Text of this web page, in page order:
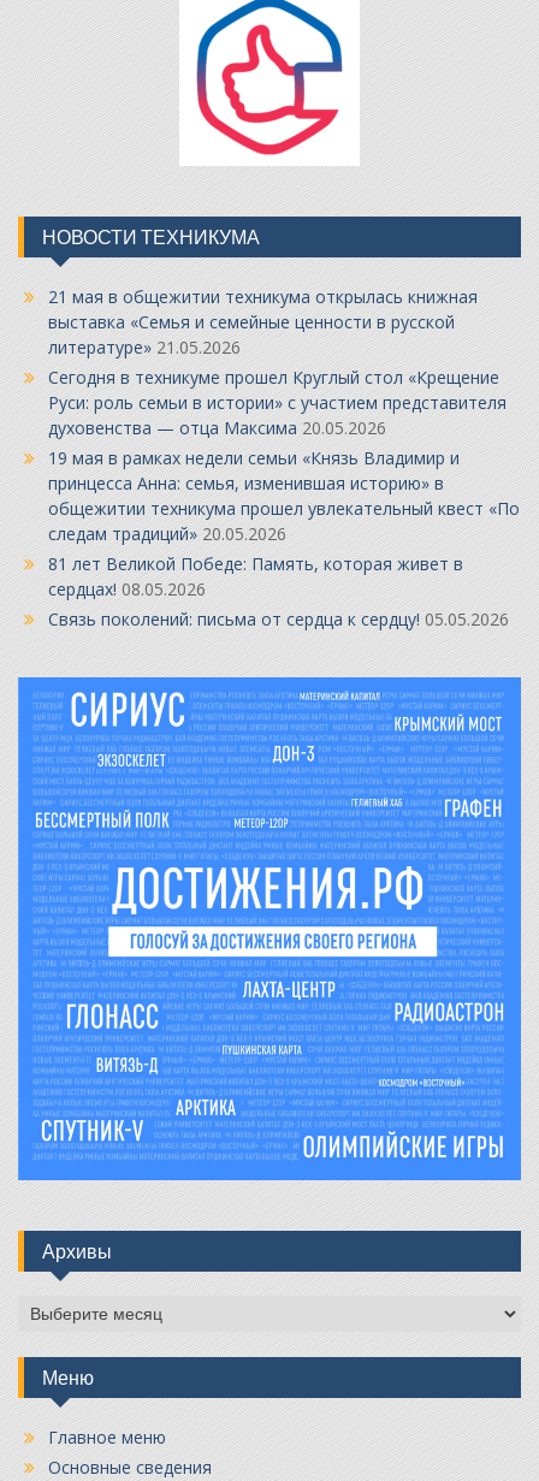
НОВОСТИ ТЕХНИКУМА
21 мая в общежитии техникума открылась книжная
выставка «Семья и семейные ценности в русской
литературе» 21.05.2026
Сегодня в техникуме прошел Круглый стол «Крещение
Руси: роль семьи в истории» с участием представителя
духовенства — отца Максима 20.05.2026
19 мая в рамках недели семьи «Князь Владимир и
принцесса Анна: семья, изменившая историю» в
общежитии техникума прошел увлекательный квест «По
следам традиций» 20.05.2026
81 лет Великой Победе: Память, которая живет в
сердцах! 08.05.2026
Связь поколений: письма от сердца к сердцу! 05.05.2026
Архивы
Архивы
Меню
Главное меню
Основные сведения